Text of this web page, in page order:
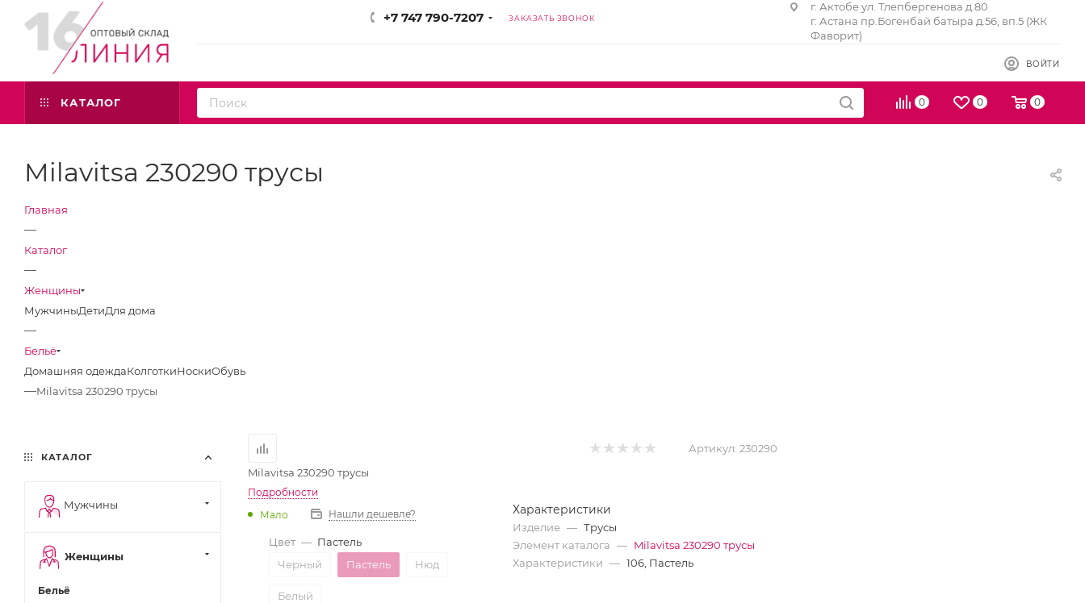
+7 747 790-7207 ЗАКАЗАТЬ ЗВОНОК
г. Актобе ул. Тлепбергенова д.80
г. Астана пр.Богенбай батыра д.56, вп.5 (ЖК
Фаворит)
ВОЙТИ
0 0 0
КАТАЛОГ
Milavitsa 230290 трусы
Главная
—
Каталог
—
Женщины
МужчиныДетиДля дома
—
Бельё
Домашняя одеждаКолготкиНоскиОбувь
—Milavitsa 230290 трусы
Артикул: 230290
Milavitsa 230290 трусы
Подробности
Мало
Нашли дешевле?
Цвет — Пастель
Черный
Пастель Нюд
Белый
Характеристики
Изделие — Трусы
Элемент каталога — Milavitsa 230290 трусы
Характеристики — 106, Пастель
КАТАЛОГ
Мужчины
Женщины
Бельё